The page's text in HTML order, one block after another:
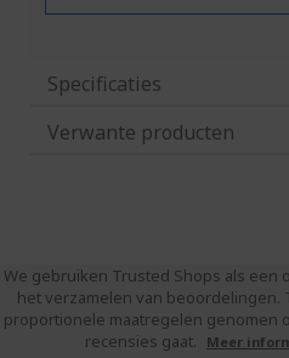
Specificaties
Verwante producten
We gebruiken Trusted Shops als
het verzamelen van
proportionele maatregelen genomen
recensies gaat.
Meer